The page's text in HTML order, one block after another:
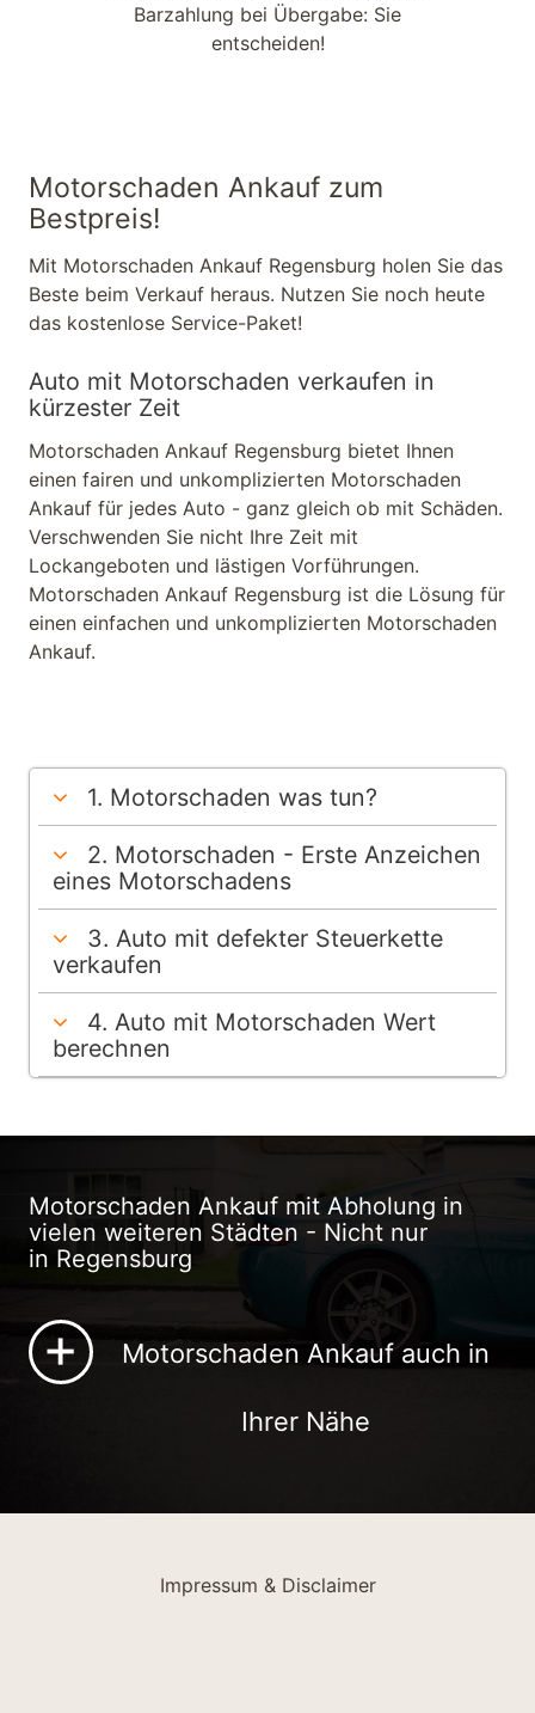
Barzahlung bei Übergabe: Sie
entscheiden!
Motorschaden Ankauf zum
Bestpreis!
Mit Motorschaden Ankauf Regensburg holen Sie das
Beste beim Verkauf heraus. Nutzen Sie noch heute
das kostenlose Service-Paket!
Auto mit Motorschaden verkaufen in
kürzester Zeit
Motorschaden Ankauf Regensburg bietet Ihnen
einen fairen und unkomplizierten Motorschaden
Ankauf für jedes Auto - ganz gleich ob mit Schäden.
Verschwenden Sie nicht Ihre Zeit mit
Lockangeboten und lästigen Vorführungen.
Motorschaden Ankauf Regensburg ist die Lösung für
einen einfachen und unkomplizierten Motorschaden
Ankauf.
1. Motorschaden was tun?
2. Motorschaden - Erste Anzeichen
eines Motorschadens
3. Auto mit defekter Steuerkette
verkaufen
4. Auto mit Motorschaden Wert
berechnen
Motorschaden Ankauf mit Abholung in
vielen weiteren Städten - Nicht nur
in Regensburg
+ Motorschaden Ankauf auch in
Ihrer Nähe
Auto verkaufen Düsseldorf
Impressum & Disclaimer